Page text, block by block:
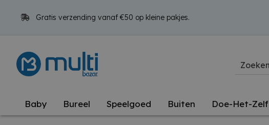
Gratis verzending vanaf €50 op kleine pakjes.
Baby Bureel Speelgoed Buiten Doe-Het-Zelf